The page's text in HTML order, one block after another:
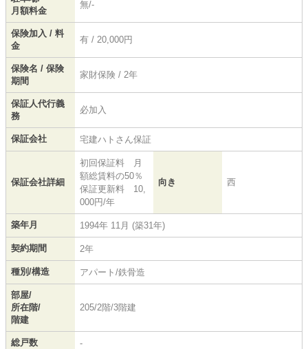
月額料金
無/-
保険加入 / 料
金
有 / 20,000円
保険名 / 保険
期間
家財保険 / 2年
保証人代行義
務
必加入
保証会社 宅建ハトさん保証
保証会社詳細
初回保証料 月
額総賃料の50％
保証更新料 10,
000円/年
向き 西
築年月 1994年 11月 (築31年)
契約期間 2年
種別/構造 アパート/鉄骨造
部屋/
所在階/
階建
205/2階/3階建
総戸数 -